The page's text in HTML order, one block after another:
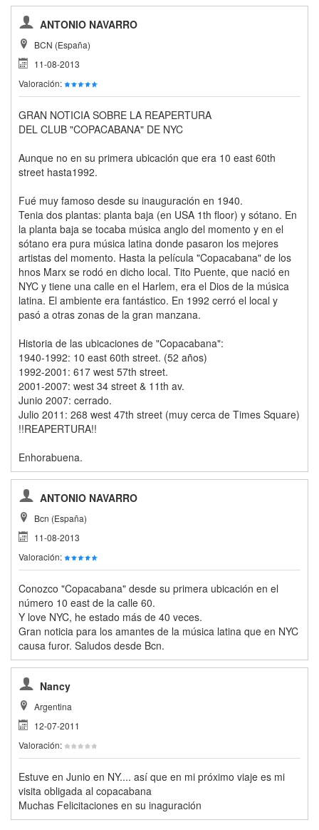
ANTONIO NAVARRO
BCN (España)
11-08-2013
Valoración:
GRAN NOTICIA SOBRE LA REAPERTURA
DEL CLUB "COPACABANA" DE NYC
Aunque no en su primera ubicación que era 10 east 60th
street hasta1992.
Fué muy famoso desde su inauguración en 1940.
Tenia dos plantas: planta baja (en USA 1th floor) y sótano. En
la planta baja se tocaba música anglo del momento y en el
sótano era pura música latina donde pasaron los mejores
artistas del momento. Hasta la película "Copacabana" de los
hnos Marx se rodó en dicho local. Tito Puente, que nació en
NYC y tiene una calle en el Harlem, era el Dios de la música
latina. El ambiente era fantástico. En 1992 cerró el local y
pasó a otras zonas de la gran manzana.
Historia de las ubicaciones de "Copacabana":
1940-1992: 10 east 60th street. (52 años)
1992-2001: 617 west 57th street.
2001-2007: west 34 street & 11th av.
Junio 2007: cerrado.
Julio 2011: 268 west 47th street (muy cerca de Times Square)
!!REAPERTURA!!
Enhorabuena.
ANTONIO NAVARRO
Bcn (España)
11-08-2013
Valoración:
Conozco "Copacabana" desde su primera ubicación en el
número 10 east de la calle 60.
Y love NYC, he estado más de 40 veces.
Gran noticia para los amantes de la música latina que en NYC
causa furor. Saludos desde Bcn.
Nancy
Argentina
12-07-2011
Valoración:
Estuve en Junio en NY.... así que en mi próximo viaje es mi
visita obligada al copacabana
Muchas Felicitaciones en su inaguración